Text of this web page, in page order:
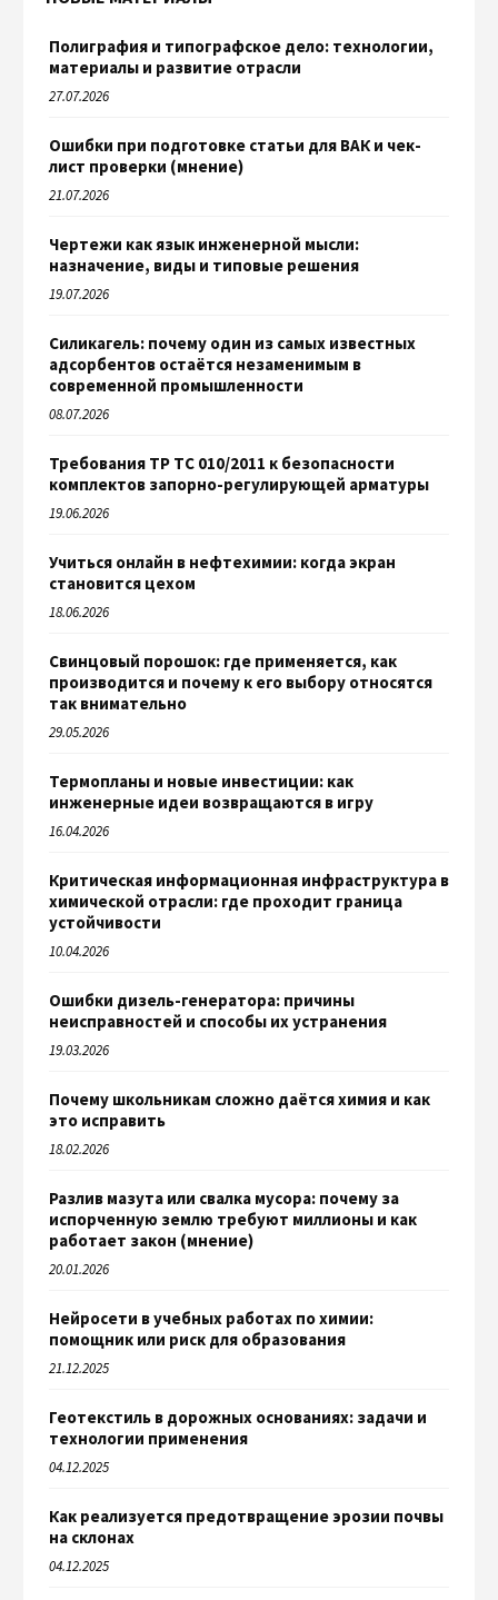
Полиграфия и типографское дело: технологии,
материалы и развитие отрасли
27.07.2026
Ошибки при подготовке статьи для ВАК и чек-
лист проверки (мнение)
21.07.2026
Чертежи как язык инженерной мысли:
назначение, виды и типовые решения
19.07.2026
Силикагель: почему один из самых известных
адсорбентов остаётся незаменимым в
современной промышленности
08.07.2026
Требования ТР ТС 010/2011 к безопасности
комплектов запорно-регулирующей арматуры
19.06.2026
Учиться онлайн в нефтехимии: когда экран
становится цехом
18.06.2026
Свинцовый порошок: где применяется, как
производится и почему к его выбору относятся
так внимательно
29.05.2026
Термопланы и новые инвестиции: как
инженерные идеи возвращаются в игру
16.04.2026
Критическая информационная инфраструктура в
химической отрасли: где проходит граница
устойчивости
10.04.2026
Ошибки дизель-генератора: причины
неисправностей и способы их устранения
19.03.2026
Почему школьникам сложно даётся химия и как
это исправить
18.02.2026
Разлив мазута или свалка мусора: почему за
испорченную землю требуют миллионы и как
работает закон (мнение)
20.01.2026
Нейросети в учебных работах по химии:
помощник или риск для образования
21.12.2025
Геотекстиль в дорожных основаниях: задачи и
технологии применения
04.12.2025
Как реализуется предотвращение эрозии почвы
на склонах
04.12.2025